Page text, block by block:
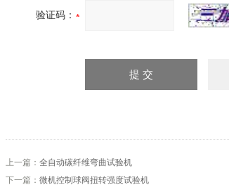
验证码：
上一篇： 全自动碳纤维弯曲试验机
下一篇： 微机控制球阀扭转强度试验机